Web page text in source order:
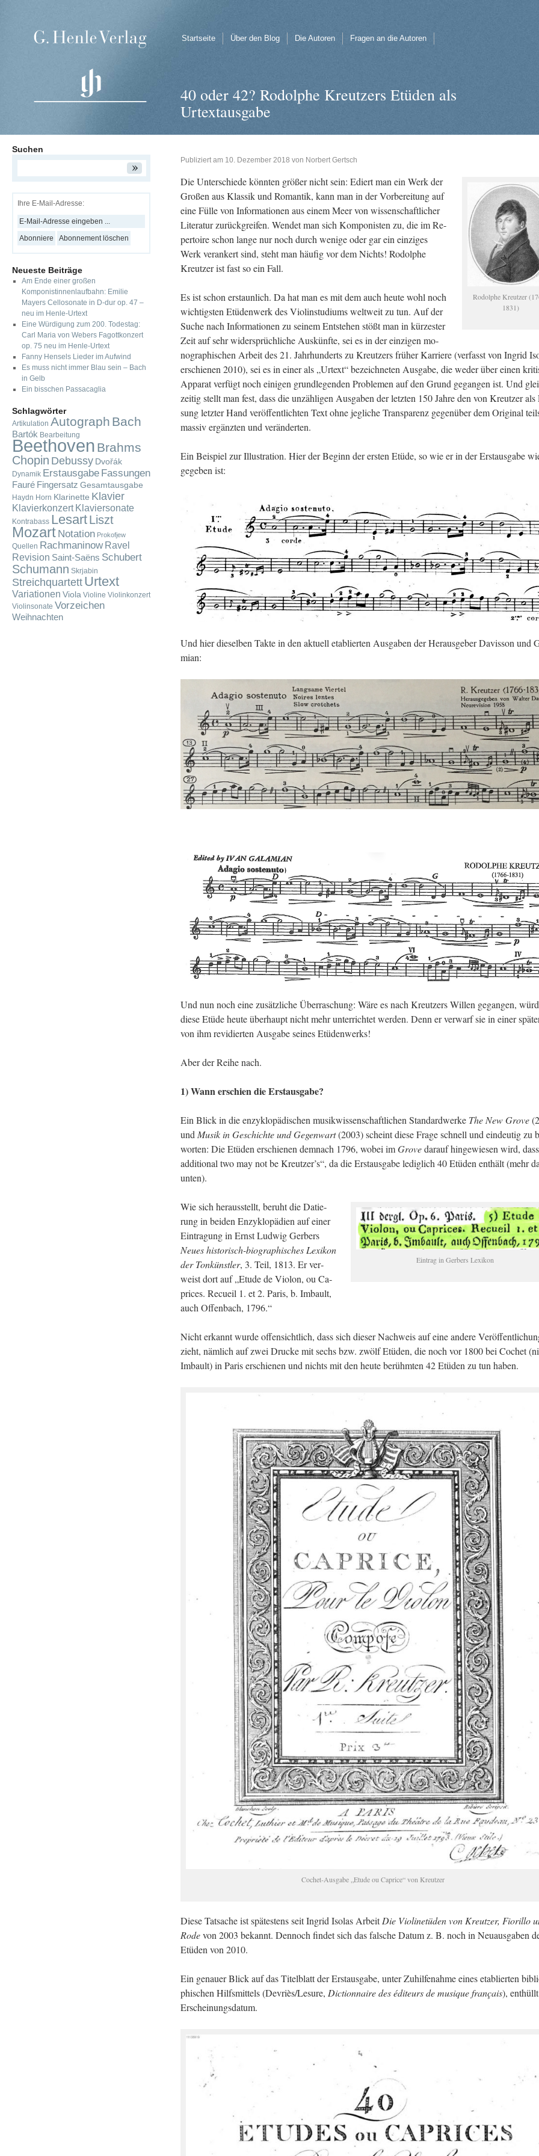
Startseite Über den Blog Die Autoren Fragen an die Autoren
40 oder 42? Rodolphe Kreutzers Etüden als
Urtextausgabe
Publiziert am 10. Dezember 2018 von Norbert Gertsch
Ro­dol­phe Kreut­zer
1831)
Die Un­ter­schie­de könn­ten grö­ßer nicht sein: Ediert man ein Werk der
Gro­ßen aus Klas­sik und Ro­man­tik, kann man in der Vor­be­rei­tung auf
eine Fülle von In­for­ma­tio­nen aus einem Meer von wis­sen­schaft­li­cher
Li­te­ra­tur zu­rück­grei­fen. Wen­det man sich Kom­po­nis­ten zu, die im Re­
per­toire schon lange nur noch durch we­ni­ge oder gar ein ein­zi­ges
Werk ver­an­kert sind, steht man häu­fig vor dem Nichts! Ro­dol­phe
Kreut­zer ist fast so ein Fall.
Es ist schon er­staun­lich. Da hat man es mit dem auch heute wohl noch
wich­tigs­ten Etü­den­werk des Violin­stu­di­ums welt­weit zu tun. Auf der
Suche nach In­for­ma­tio­nen zu sei­nem Ent­ste­hen stößt man in kür­zes­ter
Zeit auf sehr wi­der­sprüch­li­che Aus­künf­te, sei es in der ein­zi­gen mo­
no­gra­phi­schen Ar­beit des 21. Jahr­hun­derts zu Kreut­zers frü­her Kar­rie­re (ver­fasst von In­grid
er­schie­nen 2010), sei es in einer als „Ur­text“ be­zeich­ne­ten Aus­ga­be, die weder über einen
Ap­pa­rat ver­fügt noch ei­ni­gen grund­le­gen­den Pro­ble­men auf den Grund ge­gan­gen ist. Und
zei­tig stellt man fest, dass die un­zäh­li­gen Aus­ga­ben der letz­ten 150 Jahre den von Kreut­zer
sung letz­ter Hand ver­öf­fent­lich­ten Text ohne jeg­li­che Trans­pa­renz ge­gen­über dem Ori­gi­nal
mas­siv er­gänz­ten und ver­än­der­ten.
Ein Bei­spiel zur Il­lus­tra­ti­on. Hier der Be­ginn der ers­ten Etüde, so wie er in der Erst­aus­ga­be
ge­ge­ben ist:
Und hier die­sel­ben Takte in den ak­tu­ell eta­blier­ten Aus­ga­ben der Her­aus­ge­ber Da­vis­son und
mi­an:
Und nun noch eine zu­sätz­li­che Über­ra­schung: Wäre es nach Kreut­zers Wil­len ge­gan­gen,
diese Etüde heute über­haupt nicht mehr un­ter­rich­tet wer­den. Denn er ver­warf sie in einer
von ihm re­vi­dier­ten Aus­ga­be sei­nes Etü­den­werks!
Aber der Reihe nach.
1) Wann er­schien die Erst­aus­ga­be?
Ein Blick in die en­zy­klo­pä­di­schen mu­sik­wis­sen­schaft­li­chen Stan­dard­wer­ke The New Grove
und Musik in Ge­schich­te und Ge­gen­wart(2003) scheint diese Frage schnell und ein­deu­tig zu
wor­ten: Die Etü­den er­schie­nen dem­nach 1796, wobei imGrovedar­auf hin­ge­wie­sen wird,
ad­di­tio­nal two may not be Kreut­zer’s“, da die Erst­aus­ga­be le­dig­lich 40 Etü­den ent­hält (mehr
unten).
Ein­trag in Ger­bers Le­xi­kon
Wie sich her­aus­stellt, be­ruht die Da­tie­
rung in bei­den En­zy­klo­pä­di­en auf einer
Ein­tra­gung in Ernst Lud­wig Ger­bers
Neues his­to­risch-bio­gra­phi­sches Le­xi­kon
der Ton­künst­ler, 3. Teil, 1813. Er ver­
weist dort auf „Etude de Vio­lon, ou Ca­
pri­ces. Re­cueil 1. et 2. Paris, b. Im­bault,
auch Of­fen­bach, 1796.“
Nicht er­kannt wurde of­fen­sicht­lich, dass sich die­ser Nach­weis auf eine an­de­re
zieht, näm­lich auf zwei Dru­cke mit sechs bzw. zwölf Etü­den, die noch vor 1800 bei Co­chet
Im­bault) in Paris er­schie­nen und nichts mit den heute be­rühm­ten 42 Etü­den zu tun haben.
Co­chet-Aus­ga­be „Etude ou Ca­pri­ce“ von Kreut­zer
Diese Tat­sa­che ist spä­tes­tens seit In­grid Iso­las Ar­beitDie Vio­li­ne­tü­den von Kreut­zer, Fio­ril­lo
Rodevon 2003 be­kannt. Den­noch fin­det sich das fal­sche Datum z. B. noch in Neu­aus­ga­ben
Etü­den von 2010.
Ein ge­nau­er Blick auf das Ti­tel­blatt der Erst­aus­ga­be, unter Zu­hil­fe­nah­me eines eta­blier­ten
phi­schen Hilfs­mit­tels (Devriès/Le­su­re, Dic­tion­nai­re des édi­teurs de mu­si­que français),
Er­schei­nungs­da­tum.
Suchen
Ihre E-Mail-Adresse:
Neueste Beiträge
Am Ende einer großen
Komponistinnenlaufbahn: Emilie
Mayers Cellosonate in D-dur op. 47 –
neu im Henle-Urtext
Eine Würdigung zum 200. Todestag:
Carl Maria von Webers Fagottkonzert
op. 75 neu im Henle-Urtext
Fanny Hensels Lieder im Aufwind
Es muss nicht immer Blau sein – Bach
in Gelb
Ein bisschen Passacaglia
Schlagwörter
Artikulation Autograph Bach
Bartók Bearbeitung
Beethoven Brahms
Chopin Debussy Dvořák
Dynamik Erstausgabe Fassungen
Fauré Fingersatz Gesamtausgabe
Haydn Horn Klarinette Klavier
Klavierkonzert Klaviersonate
Kontrabass LesartLiszt
Mozart Notation Prokofjew
Quellen Rachmaninow Ravel
Revision Saint-Saëns Schubert
Schumann Skrjabin
Streichquartett Urtext
Variationen Viola Violine Violinkonzert
Violinsonate Vorzeichen
Weihnachten